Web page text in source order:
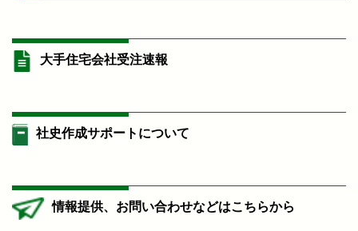
大手住宅会社受注速報
社史作成サポートについて
情報提供、お問い合わせなどはこちらから